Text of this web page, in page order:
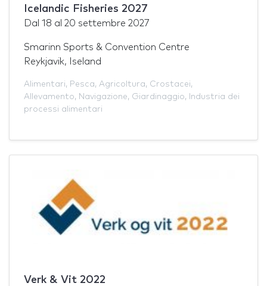
Icelandic Fisheries 2027
Dal 18 al 20 settembre 2027
Smarinn Sports & Convention Centre
Reykjavik, Iseland
Alimentari, Pesca, Agricoltura, Crostacei,
Allevamento, Navigazione, Giardinaggio,
Industria dei
processi alimentari
Verk & Vit 2022